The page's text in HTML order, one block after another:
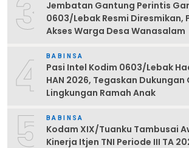
3
Jembatan Gantung Perintis
0603/Lebak Resmi Diresmikan,
Akses Warga Desa Wanasalam
4 BABINSA
Pasi Intel Kodim 0603/Lebak
HAN 2026, Tegaskan
Lingkungan Ramah Anak
5 BABINSA
Kodam XIX/Tuanku Tambusai
Kinerja Itjen TNI Periode III TA